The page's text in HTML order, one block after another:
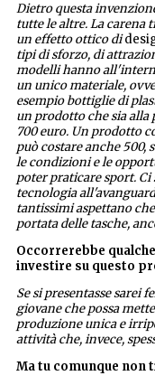
Dietro questa
tutte le altre. La carena
un effetto ottico di
tipi di sforzo, di
modelli hanno
un unico materiale,
esempio bottiglie di
un prodotto che sia alla
700 euro. Un prodotto
può costare anche 500,
le condizioni e le
poter praticare sport.
tecnologia
tantissimi aspettano
portata delle tasche,
Occorrerebbe
investire su questo
Se si presentasse sarei
giovane che possa
produzione unica e
attività che, invece,
Ma tu comunque non